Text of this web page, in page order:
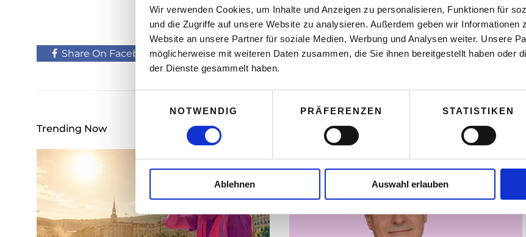
Wir verwenden Cookies, um Inhalte und Anzeigen zu personalisieren, Funktionen für
und die Zugriffe auf unsere Website zu analysieren. Außerdem geben wir Informationen
Website an unsere Partner für soziale Medien, Werbung und Analysen weiter. Unsere
möglicherweise mit weiteren Daten zusammen, die Sie ihnen bereitgestellt haben oder
der Dienste gesammelt haben.
g
u
NOTWENDIG PRÄFERENZEN STATISTIKEN
Ablehnen Auswahl erlauben
Share On Facebook Tweet It
Trending Now